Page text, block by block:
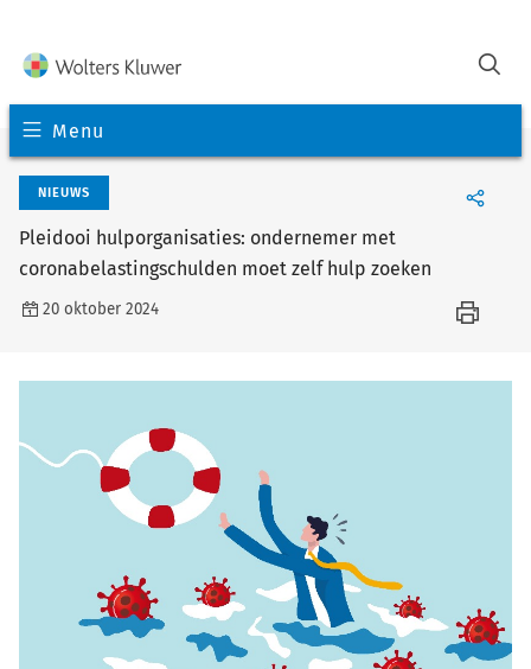
Menu
NIEUWS
Pleidooi hulporganisaties: ondernemer met
coronabelastingschulden moet zelf hulp zoeken
20 oktober 2024